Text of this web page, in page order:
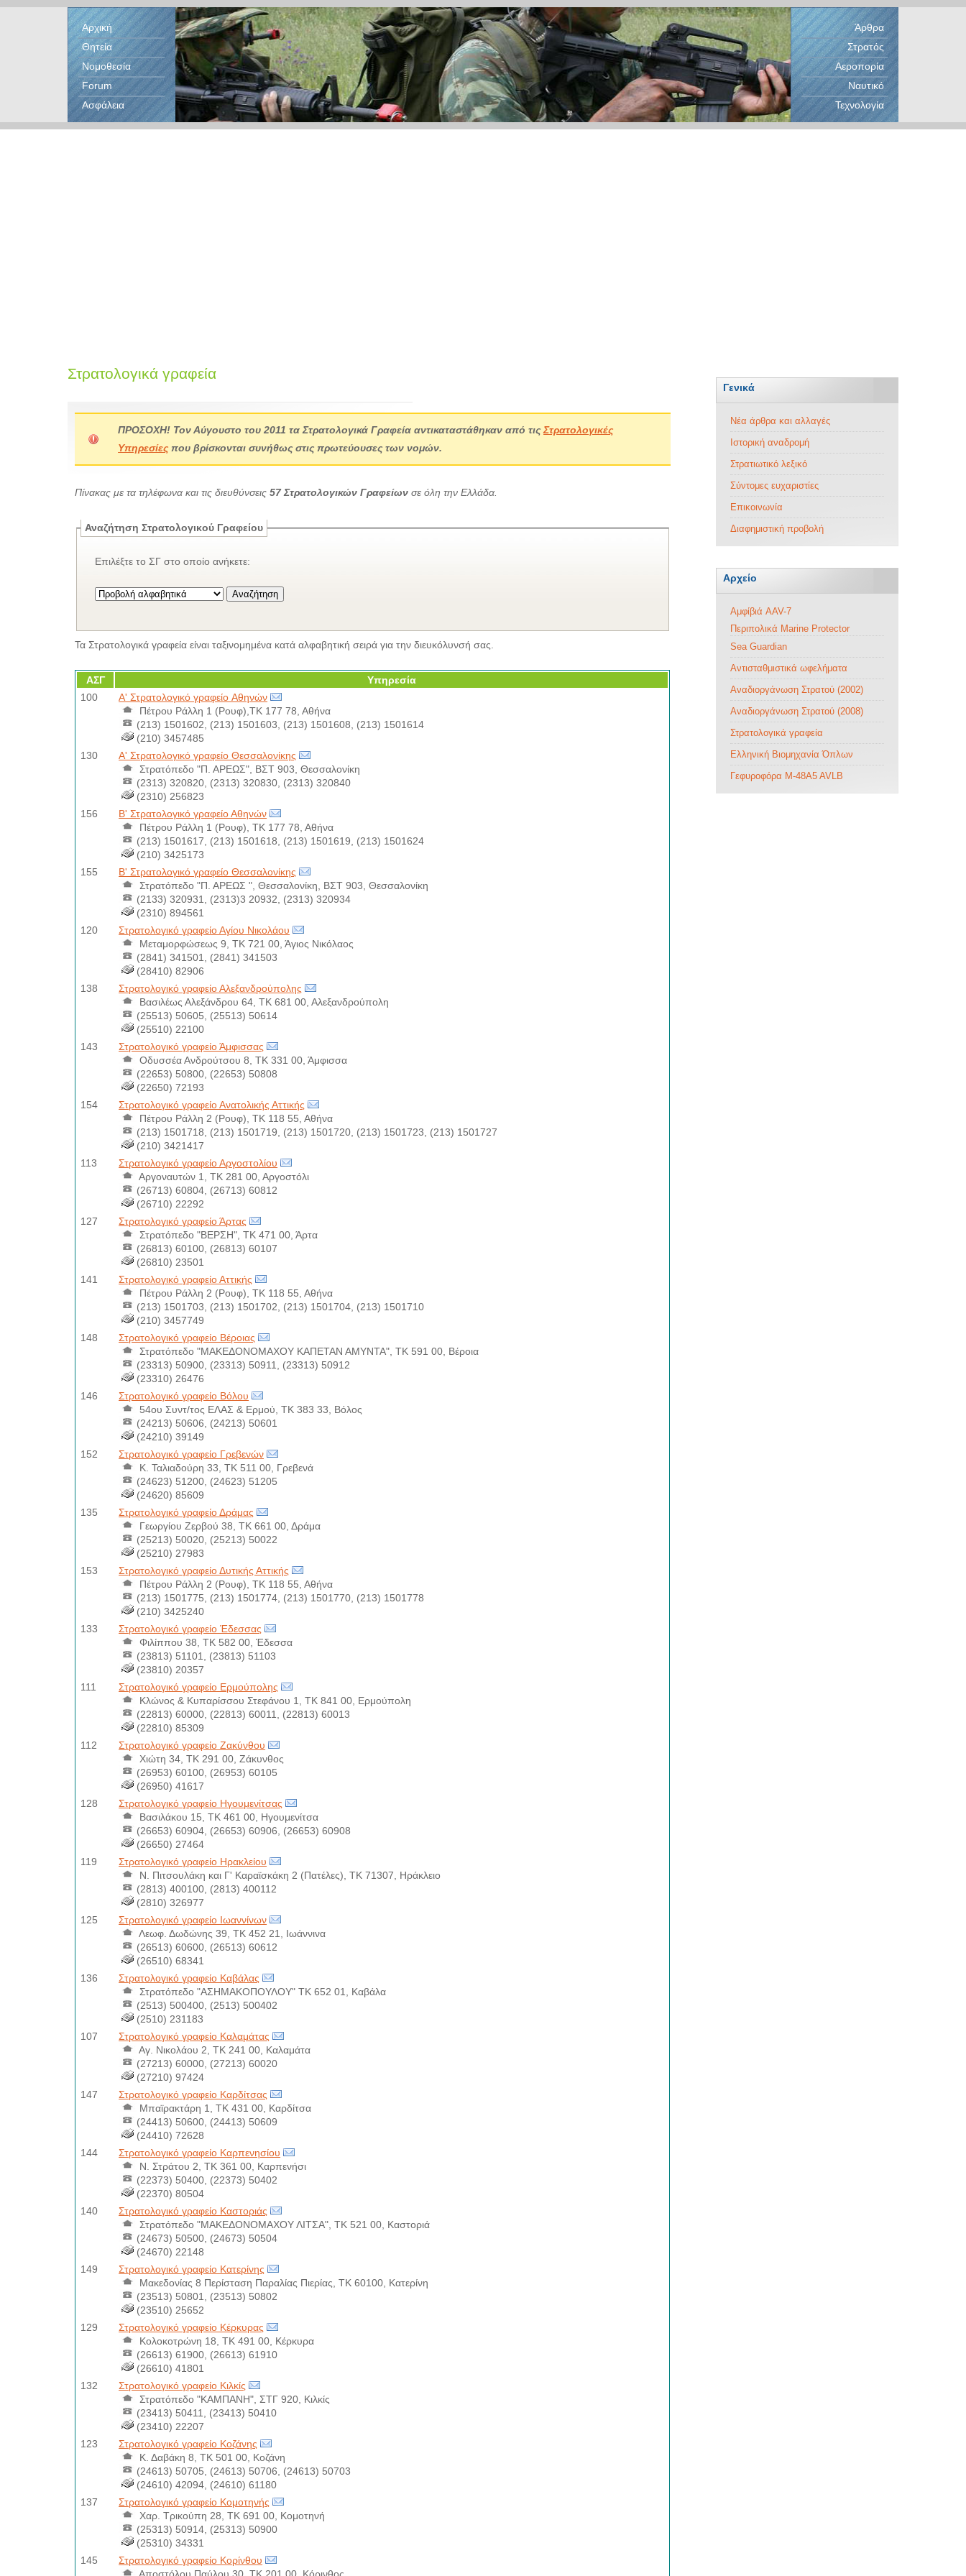
Αρχική
Θητεία
Νομοθεσία
Forum
Ασφάλεια
Άρθρα
Στρατός
Αεροπορία
Ναυτικό
Τεχνολογία
Στρατολογικά γραφεία
ΠΡΟΣΟΧΗ! Τον Αύγουστο του 2011 τα Στρατολογικά Γραφεία αντικαταστάθηκαν από τιςΣτρατολογικές
Υπηρεσίες που βρίσκονται συνήθως στις πρωτεύουσες των νομών.
Πίνακας με τα τηλέφωνα και τις διευθύνσεις57 Στρατολογικών Γραφείων σε όλη την Ελλάδα.
Αναζήτηση Στρατολογικού Γραφείου
Επιλέξτε το ΣΓ στο οποίο ανήκετε:
Τα Στρατολογικά γραφεία είναι ταξινομημένα κατά αλφαβητική σειρά για την διευκόλυνσή σας.
ΑΣΓ
Υπηρεσία
100
Α' Στρατολογικό γραφείο Aθηνών
Πέτρου Ράλλη 1 (Ρουφ),ΤΚ 177 78, Αθήνα
(213) 1501602, (213) 1501603, (213) 1501608, (213) 1501614
(210) 3457485
130
Α' Στρατολογικό γραφείο Θεσσαλονίκης
Στρατόπεδο "Π. ΑΡΕΩΣ", ΒΣΤ 903, Θεσσαλονίκη
(2313) 320820, (2313) 320830, (2313) 320840
(2310) 256823
156
Β' Στρατολογικό γραφείο Αθηνών
Πέτρου Ράλλη 1 (Ρουφ), ΤΚ 177 78, Αθήνα
(213) 1501617, (213) 1501618, (213) 1501619, (213) 1501624
(210) 3425173
155
Β' Στρατολογικό γραφείο Θεσσαλονίκης
Στρατόπεδο "Π. ΑΡΕΩΣ ", Θεσσαλονίκη, ΒΣΤ 903, Θεσσαλονίκη
(2133) 320931, (2313)3 20932, (2313) 320934
(2310) 894561
120
Στρατολογικό γραφείο Αγίου Νικολάου
Μεταμορφώσεως 9, ΤΚ 721 00, Άγιος Νικόλαος
(2841) 341501, (2841) 341503
(28410) 82906
138
Στρατολογικό γραφείο Αλεξανδρούπολης
Βασιλέως Αλεξάνδρου 64, ΤΚ 681 00, Αλεξανδρούπολη
(25513) 50605, (25513) 50614
(25510) 22100
143
Στρατολογικό γραφείο Άμφισσας
Οδυσσέα Ανδρούτσου 8, ΤΚ 331 00, Άμφισσα
(22653) 50800, (22653) 50808
(22650) 72193
154
Στρατολογικό γραφείο Ανατολικής Αττικής
Πέτρου Ράλλη 2 (Ρουφ), ΤΚ 118 55, Αθήνα
(213) 1501718, (213) 1501719, (213) 1501720, (213) 1501723, (213) 1501727
(210) 3421417
113
Στρατολογικό γραφείο Αργοστολίου
Αργοναυτών 1, ΤΚ 281 00, Αργοστόλι
(26713) 60804, (26713) 60812
(26710) 22292
127
Στρατολογικό γραφείο Άρτας
Στρατόπεδο "ΒΕΡΣΗ", ΤΚ 471 00, Άρτα
(26813) 60100, (26813) 60107
(26810) 23501
141
Στρατολογικό γραφείο Αττικής
Πέτρου Ράλλη 2 (Ρουφ), ΤΚ 118 55, Αθήνα
(213) 1501703, (213) 1501702, (213) 1501704, (213) 1501710
(210) 3457749
148
Στρατολογικό γραφείο Βέροιας
Στρατόπεδο "ΜΑΚΕΔΟΝΟΜΑΧΟΥ ΚΑΠΕΤΑΝ ΑΜΥΝΤΑ", ΤΚ 591 00, Βέροια
(23313) 50900, (23313) 50911, (23313) 50912
(23310) 26476
146
Στρατολογικό γραφείο Βόλου
54ου Συντ/τος ΕΛΑΣ & Ερμού, ΤΚ 383 33, Βόλος
(24213) 50606, (24213) 50601
(24210) 39149
152
Στρατολογικό γραφείο Γρεβενών
Κ. Ταλιαδούρη 33, ΤΚ 511 00, Γρεβενά
(24623) 51200, (24623) 51205
(24620) 85609
135
Στρατολογικό γραφείο Δράμας
Γεωργίου Ζερβού 38, ΤΚ 661 00, Δράμα
(25213) 50020, (25213) 50022
(25210) 27983
153
Στρατολογικό γραφείο Δυτικής Αττικής
Πέτρου Ράλλη 2 (Ρουφ), ΤΚ 118 55, Αθήνα
(213) 1501775, (213) 1501774, (213) 1501770, (213) 1501778
(210) 3425240
133
Στρατολογικό γραφείο Έδεσσας
Φιλίππου 38, ΤΚ 582 00, Έδεσσα
(23813) 51101, (23813) 51103
(23810) 20357
111
Στρατολογικό γραφείο Ερμούπολης
Κλώνος & Κυπαρίσσου Στεφάνου 1, ΤΚ 841 00, Ερμούπολη
(22813) 60000, (22813) 60011, (22813) 60013
(22810) 85309
112
Στρατολογικό γραφείο Ζακύνθου
Χιώτη 34, ΤΚ 291 00, Ζάκυνθος
(26953) 60100, (26953) 60105
(26950) 41617
128
Στρατολογικό γραφείο Ηγουμενίτσας
Βασιλάκου 15, ΤΚ 461 00, Ηγουμενίτσα
(26653) 60904, (26653) 60906, (26653) 60908
(26650) 27464
119
Στρατολογικό γραφείο Ηρακλείου
Ν. Πιτσουλάκη και Γ' Καραϊσκάκη 2 (Πατέλες), ΤΚ 71307, Ηράκλειο
(2813) 400100, (2813) 400112
(2810) 326977
125
Στρατολογικό γραφείο Ιωαννίνων
Λεωφ. Δωδώνης 39, ΤΚ 452 21, Ιωάννινα
(26513) 60600, (26513) 60612
(26510) 68341
136
Στρατολογικό γραφείο Καβάλας
Στρατόπεδο "ΑΣΗΜΑΚΟΠΟΥΛΟΥ" ΤΚ 652 01, Καβάλα
(2513) 500400, (2513) 500402
(2510) 231183
107
Στρατολογικό γραφείο Καλαμάτας
Αγ. Νικολάου 2, ΤΚ 241 00, Καλαμάτα
(27213) 60000, (27213) 60020
(27210) 97424
147
Στρατολογικό γραφείο Καρδίτσας
Μπαϊρακτάρη 1, ΤΚ 431 00, Καρδίτσα
(24413) 50600, (24413) 50609
(24410) 72628
144
Στρατολογικό γραφείο Καρπενησίου
Ν. Στράτου 2, ΤΚ 361 00, Καρπενήσι
(22373) 50400, (22373) 50402
(22370) 80504
140
Στρατολογικό γραφείο Καστοριάς
Στρατόπεδο "ΜΑΚΕΔΟΝΟΜΑΧΟΥ ΛΙΤΣΑ", ΤΚ 521 00, Καστοριά
(24673) 50500, (24673) 50504
(24670) 22148
149
Στρατολογικό γραφείο Κατερίνης
Μακεδονίας 8 Περίσταση Παραλίας Πιερίας, ΤΚ 60100, Κατερίνη
(23513) 50801, (23513) 50802
(23510) 25652
129
Στρατολογικό γραφείο Κέρκυρας
Κολοκοτρώνη 18, ΤΚ 491 00, Κέρκυρα
(26613) 61900, (26613) 61910
(26610) 41801
132
Στρατολογικό γραφείο Κιλκίς
Στρατόπεδο "ΚΑΜΠΑΝΗ", ΣΤΓ 920, Κιλκίς
(23413) 50411, (23413) 50410
(23410) 22207
123
Στρατολογικό γραφείο Κοζάνης
Κ. Δαβάκη 8, ΤΚ 501 00, Κοζάνη
(24613) 50705, (24613) 50706, (24613) 50703
(24610) 42094, (24610) 61180
137
Στρατολογικό γραφείο Κομοτηνής
Χαρ. Τρικούπη 28, ΤΚ 691 00, Κομοτηνή
(25313) 50914, (25313) 50900
(25310) 34331
145
Στρατολογικό γραφείο Κορίνθου
Γενικά
Νέα άρθρα και αλλαγές
Ιστορική αναδρομή
Στρατιωτικό λεξικό
Σύντομες ευχαριστίες
Επικοινωνία
Διαφημιστική προβολή
Αρχείο
Αμφίβιά AAV-7
Περιπολικά Marine Protector
Sea Guardian
Αντισταθμιστικά ωφελήματα
Αναδιοργάνωση Στρατού (2002)
Αναδιοργάνωση Στρατού (2008)
Στρατολογικά γραφεία
Ελληνική Βιομηχανία Όπλων
Γεφυροφόρα M-48A5 AVLB